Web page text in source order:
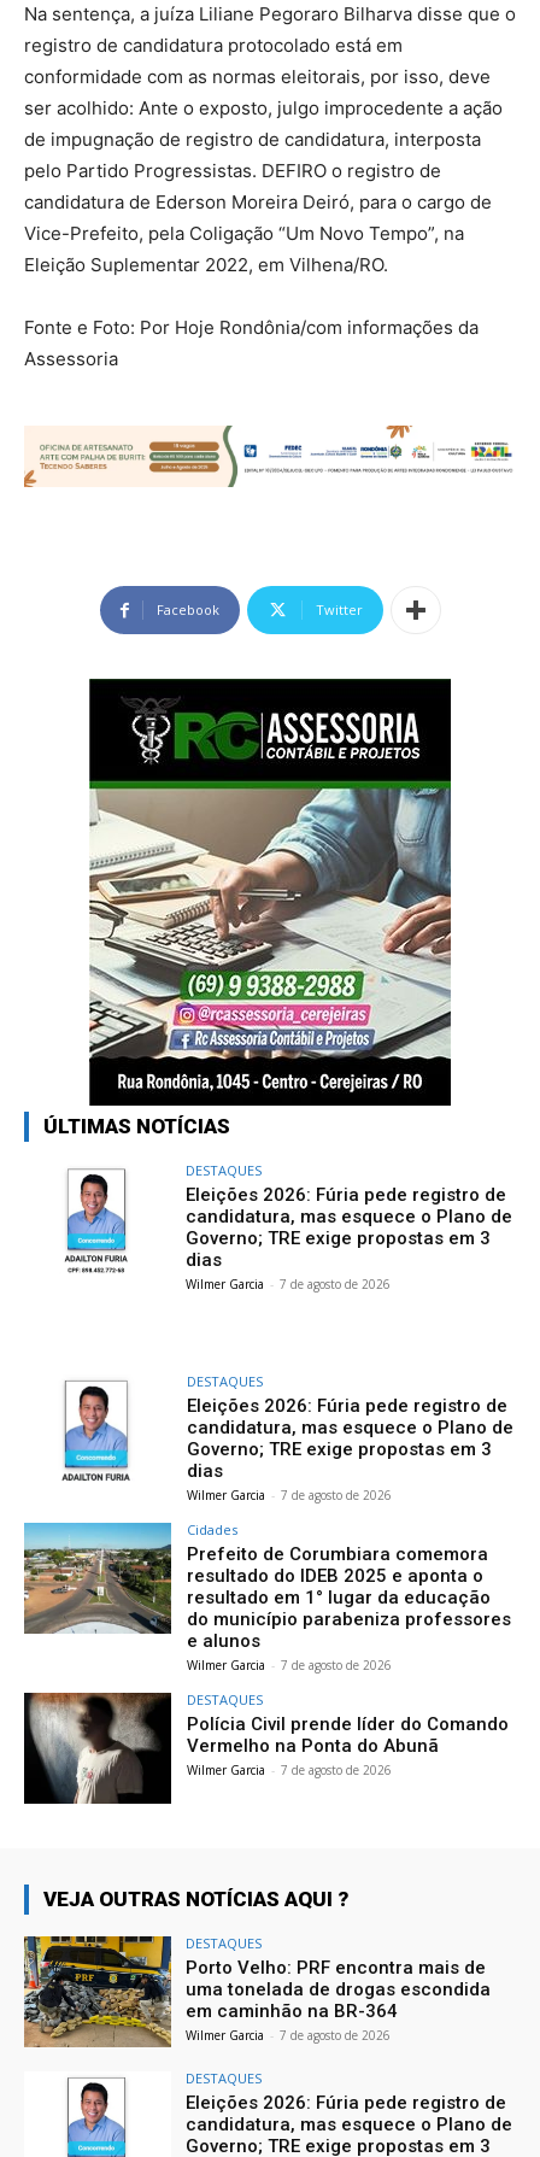
Na sentença, a juíza Liliane Pegoraro Bilharva disse que o
registro de candidatura protocolado está em
conformidade com as normas eleitorais, por isso, deve
ser acolhido: Ante o exposto, julgo improcedente a ação
de impugnação de registro de candidatura, interposta
pelo Partido Progressistas. DEFIRO o registro de
candidatura de Ederson Moreira Deiró, para o cargo de
Vice-Prefeito, pela Coligação “Um Novo Tempo”, na
Eleição Suplementar 2022, em Vilhena/RO.
Fonte e Foto: Por Hoje Rondônia/com informações da
Assessoria
Facebook Twitter
ÚLTIMAS NOTÍCIAS
DESTAQUES
Eleições 2026: Fúria pede registro de
candidatura, mas esquece o Plano de
Governo; TRE exige propostas em 3
dias
Wilmer Garcia - 7 de agosto de 2026
DESTAQUES
Eleições 2026: Fúria pede registro de
candidatura, mas esquece o Plano de
Governo; TRE exige propostas em 3
dias
Wilmer Garcia - 7 de agosto de 2026
Cidades
Prefeito de Corumbiara comemora
resultado do IDEB 2025 e aponta o
resultado em 1° lugar da educação
do município parabeniza professores
e alunos
Wilmer Garcia - 7 de agosto de 2026
DESTAQUES
Polícia Civil prende líder do Comando
Vermelho na Ponta do Abunã
Wilmer Garcia - 7 de agosto de 2026
VEJA OUTRAS NOTÍCIAS AQUI ?
DESTAQUES
Porto Velho: PRF encontra mais de
uma tonelada de drogas escondida
em caminhão na BR-364
Wilmer Garcia - 7 de agosto de 2026
DESTAQUES
Eleições 2026: Fúria pede registro de
candidatura, mas esquece o Plano de
Governo; TRE exige propostas em 3